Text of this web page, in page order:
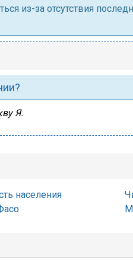
из-за отсутствия
Я.
населения